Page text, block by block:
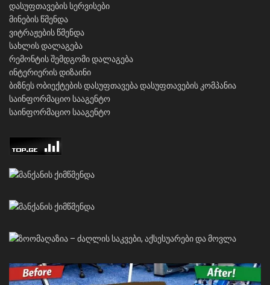
დასუფთავების სერვისები
მინების წმენდა
ვიტრაჟების წმენდა
სახლის დალაგება
რემონტის შემდგომი დალაგება
ინტერიერის დიზაინი
ბიზნეს ობიექტების დასუფთავებადასუფთავების კომპანია
საინფორმაციო სააგენტო
საინფორმაციო სააგენტო